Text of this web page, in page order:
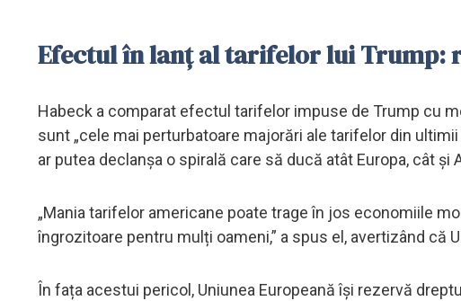
Efectul în lanț al tarifelor lui Trump:
Habeck a comparat efectul tarifelor impuse de Trump cu
sunt „cele mai perturbatoare majorări ale tarifelor din
ar putea declanșa o spirală care să ducă atât Europa, cât
„Mania tarifelor americane poate trage în jos economiile
îngrozitoare pentru mulți oameni,” a spus el, avertizând că
În fața acestui pericol, Uniunea Europeană își rezervă